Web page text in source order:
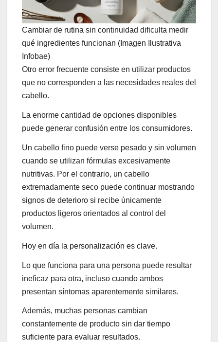
Cambiar de rutina sin continuidad dificulta medir
qué ingredientes funcionan (Imagen Ilustrativa
Infobae)
Otro error frecuente consiste en utilizar productos
que no corresponden a las necesidades reales del
cabello.
La enorme cantidad de opciones disponibles
puede generar confusión entre los consumidores.
Un cabello fino puede verse pesado y sin volumen
cuando se utilizan fórmulas excesivamente
nutritivas. Por el contrario, un cabello
extremadamente seco puede continuar mostrando
signos de deterioro si recibe únicamente
productos ligeros orientados al control del
volumen.
Hoy en día la personalización es clave.
Lo que funciona para una persona puede resultar
ineficaz para otra, incluso cuando ambos
presentan síntomas aparentemente similares.
Además, muchas personas cambian
constantemente de producto sin dar tiempo
suficiente para evaluar resultados.